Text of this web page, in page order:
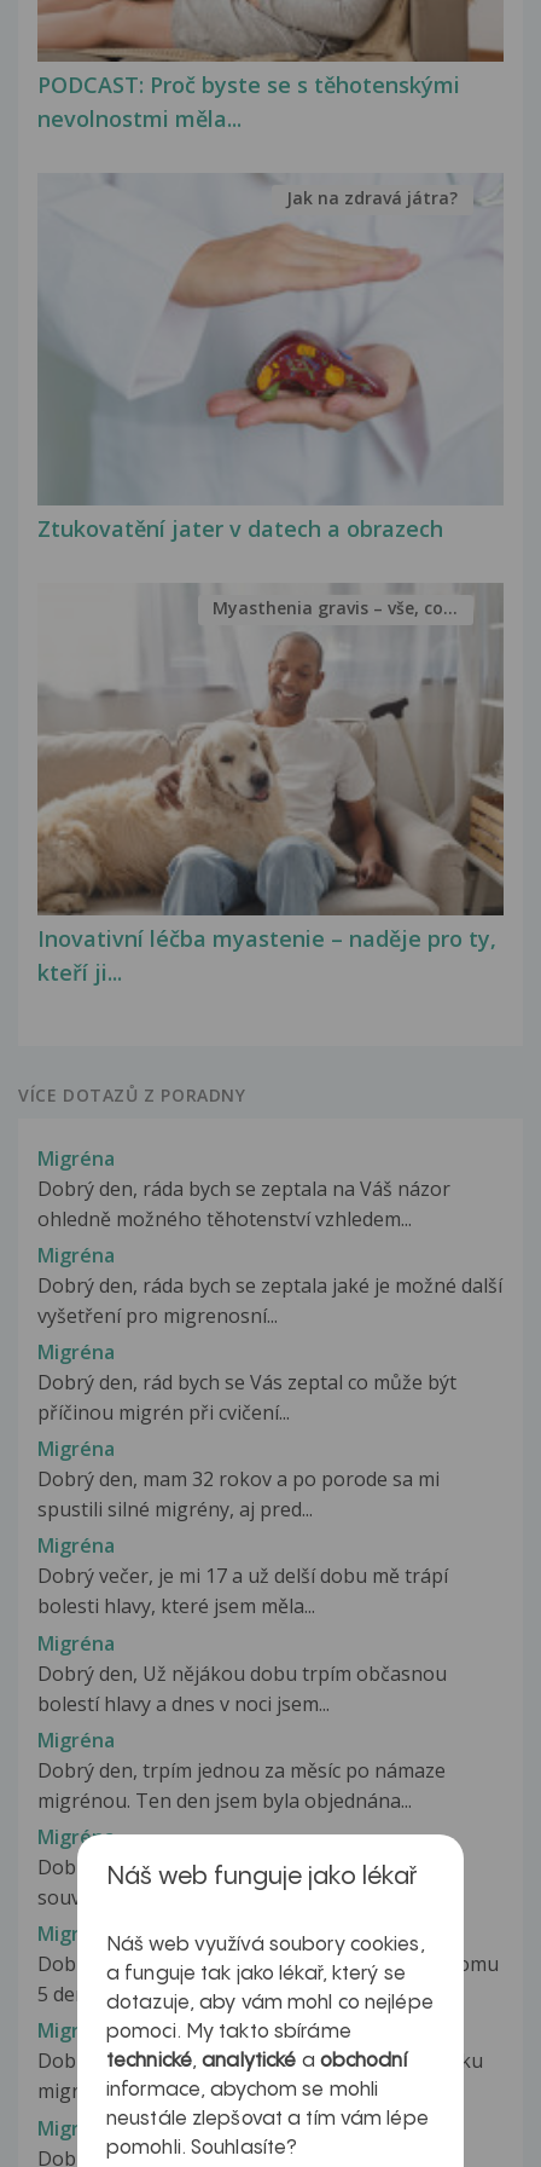
PODCAST: Proč byste se s těhotenskými
nevolnostmi měla...
Ztukovatění jater v datech a obrazech
Jak na zdravá játra?
Inovativní léčba myastenie – naděje pro ty,
kteří ji...
Myasthenia gravis – vše, co...
VÍCE DOTAZŮ Z PORADNY
Migréna
Dobrý den, ráda bych se zeptala na Váš názor
ohledně možného těhotenství vzhledem...
Migréna
Dobrý den, ráda bych se zeptala jaké je možné další
vyšetření pro migrenosní...
Migréna
Dobrý den, rád bych se Vás zeptal co může být
příčinou migrén při cvičení...
Migréna
Dobrý den, mam 32 rokov a po porode sa mi
spustili silné migrény, aj pred...
Migréna
Dobrý večer, je mi 17 a už delší dobu mě trápí
bolesti hlavy, které jsem měla...
Migréna
Dobrý den, Už nějákou dobu trpím občasnou
bolestí hlavy a dnes v noci jsem...
Migréna
Dobrý den, trpím jednou za měsíc po námaze
migrénou. Ten den jsem byla objednána...
Migréna
Dobrý den, pane doktore, je možná nějaká
souvislost mezi aplikací kryolipolýzy...
Migréna
Dobrý den, potřebovala bych poradit, dnes je tomu
5 den co mě intenzivně v...
Migréna
Dobrý den,chtěla jsem se zeptat na problematiku
migreny. Jsem 2 roky po porodu...
Migréna
Dobrý den, poslení tak dva měsíce se mi asi 3x
Náš web funguje jako lékař
Náš web využívá soubory cookies,
a funguje tak jako lékař, který se
dotazuje, aby vám mohl co nejlépe
pomoci. My takto sbíráme
technické,analytické a obchodní
informace, abychom se mohli
neustále zlepšovat a tím vám lépe
pomohli. Souhlasíte?